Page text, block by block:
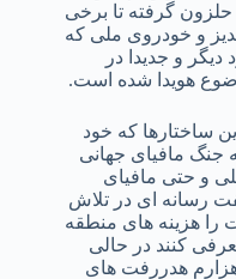
حلزون گرفته تا برخی
و خودروی ملی که
و جدیدا در
هویدا شده است.
ساختارها که خود
جنگ مافیای جهانی
و حتی مافیای
رسانه ای در تلاش
را هزینه های منطقه
کنند در حالی
هدررفت های